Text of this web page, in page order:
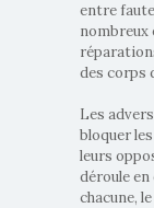
entre
nombreux
des corps
Les
bloquer
leurs
déroule
chacune,